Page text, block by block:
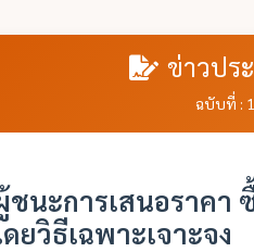
ข่าวปร
ฉบับที่ :
ชนะการเสนอราคา
ยวิธีเฉพาะเจาะจง